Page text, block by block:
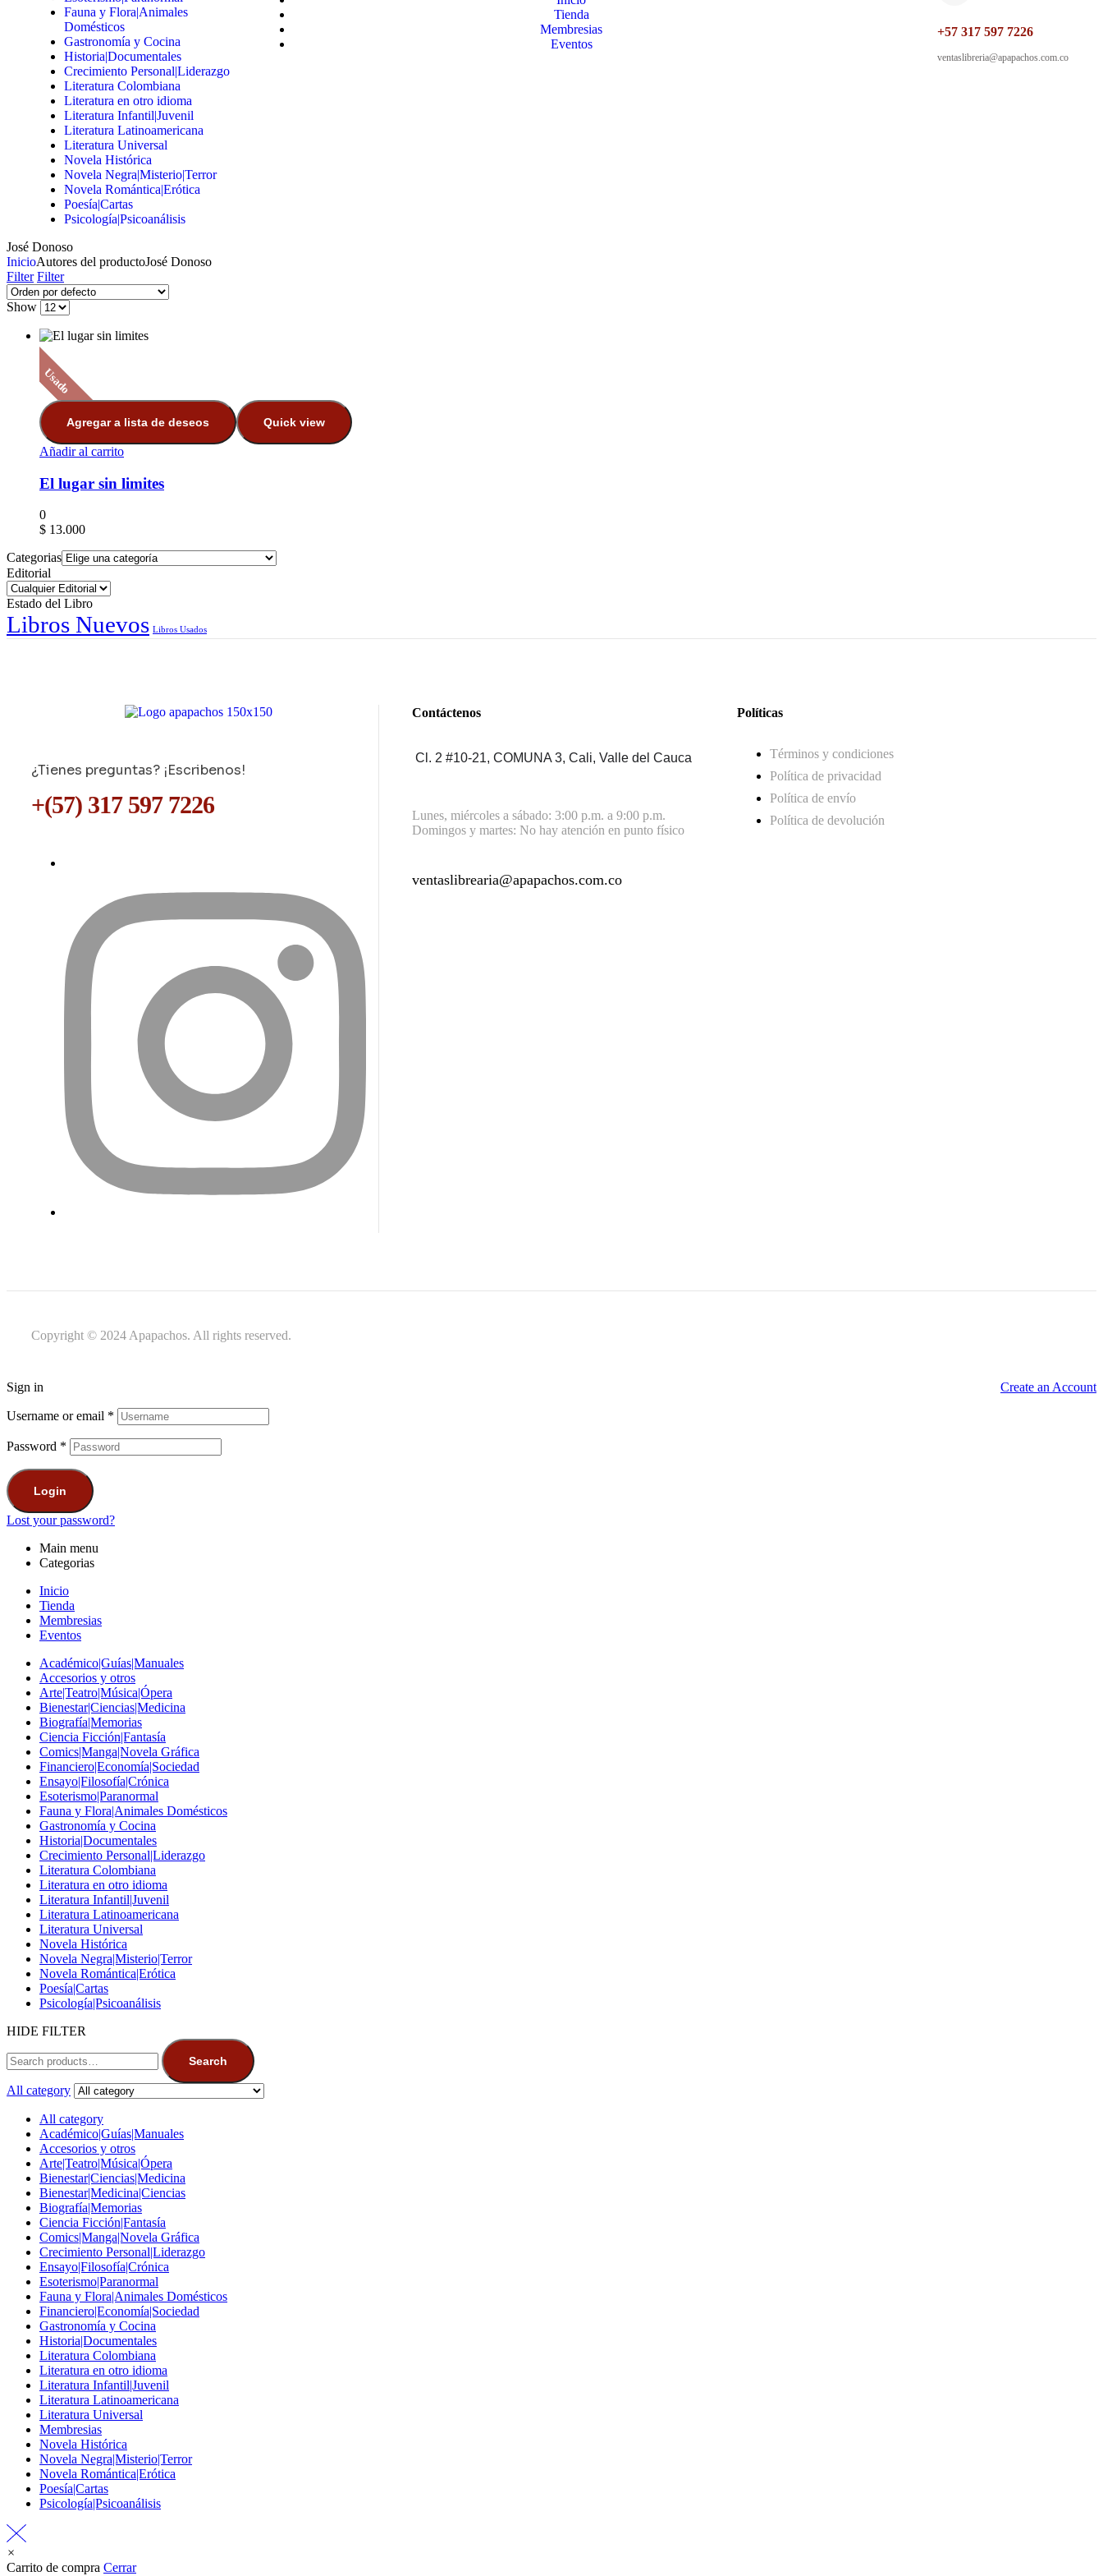
Fauna y Flora|Animales
Domésticos
Gastronomía y Cocina
Historia|Documentales
Crecimiento Personal|Liderazgo
Literatura Colombiana
Literatura en otro idioma
Literatura Infantil|Juvenil
Literatura Latinoamericana
Literatura Universal
Novela Histórica
Novela Negra|Misterio|Terror
Novela Romántica|Erótica
Poesía|Cartas
Psicología|Psicoanálisis
Tienda
Membresias
Eventos
+57 317 597 7226
ventaslibreria@apapachos.com.co
José Donoso
InicioAutores del productoJosé Donoso
Filter Filter
Show
Usado
Agregar a lista de deseos Quick view
Añadir al carrito
El lugar sin limites
0
$ 13.000
Categorias
Editorial
Estado del Libro
Libros Nuevos Libros Usados
¿Tienes preguntas? ¡Escribenos!
+(57) 317 597 7226
Contáctenos
Cl. 2 #10-21, COMUNA 3, Cali, Valle del Cauca
Lunes, miércoles a sábado: 3:00 p.m. a 9:00 p.m.
Domingos y martes: No hay atención en punto físico
ventaslibrearia@apapachos.com.co
Políticas
Términos y condiciones
Política de privacidad
Política de envío
Política de devolución
Copyright © 2024 Apapachos. All rights reserved.
Sign in Create an Account
Username or email *
Password *
Login
Lost your password?
Main menu
Categorias
Inicio
Tienda
Membresias
Eventos
Académico|Guías|Manuales
Accesorios y otros
Arte|Teatro|Música|Ópera
Bienestar|Ciencias|Medicina
Biografía|Memorias
Ciencia Ficción|Fantasía
Comics|Manga|Novela Gráfica
Financiero|Economía|Sociedad
Ensayo|Filosofía|Crónica
Esoterismo|Paranormal
Fauna y Flora|Animales Domésticos
Gastronomía y Cocina
Historia|Documentales
Crecimiento Personal|Liderazgo
Literatura Colombiana
Literatura en otro idioma
Literatura Infantil|Juvenil
Literatura Latinoamericana
Literatura Universal
Novela Histórica
Novela Negra|Misterio|Terror
Novela Romántica|Erótica
Poesía|Cartas
Psicología|Psicoanálisis
HIDE FILTER
Search
All category
All category
Académico|Guías|Manuales
Accesorios y otros
Arte|Teatro|Música|Ópera
Bienestar|Ciencias|Medicina
Bienestar|Medicina|Ciencias
Biografía|Memorias
Ciencia Ficción|Fantasía
Comics|Manga|Novela Gráfica
Crecimiento Personal|Liderazgo
Ensayo|Filosofía|Crónica
Esoterismo|Paranormal
Fauna y Flora|Animales Domésticos
Financiero|Economía|Sociedad
Gastronomía y Cocina
Historia|Documentales
Literatura Colombiana
Literatura en otro idioma
Literatura Infantil|Juvenil
Literatura Latinoamericana
Literatura Universal
Membresias
Novela Histórica
Novela Negra|Misterio|Terror
Novela Romántica|Erótica
Poesía|Cartas
Psicología|Psicoanálisis
×
Carrito de compra Cerrar